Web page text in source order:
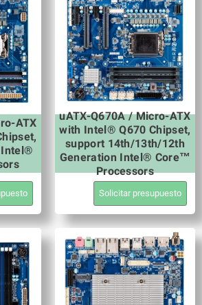
ATX
Intel®
uATX-Q670A / Micro-ATX
with Intel® Q670 Chipset,
support 14th/13th/12th
Generation Intel® Core™
Processors
Solicitar presupuesto